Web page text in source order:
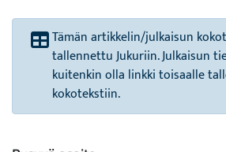
Tämän artikkelin/julkaisun
tallennettu Jukuriin. Julkaisun
kuitenkin olla linkki toisaalle
kokotekstiin.